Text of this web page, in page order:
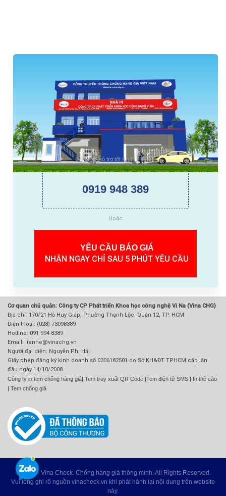
Để được hỗ trợ tốt nhất. Hãy gọi
0919 948 389
Hoặc
YÊU CẦU BÁO GIÁ
NHẬN NGAY CHỈ SAU 5 PHÚT YÊU CẦU
Cơ quan chủ quản: Công ty CP Phát triển Khoa học công nghệ Vi Na (Vina CHG)
Địa chỉ: 170/21 Hà Huy Giáp, Phường Thạnh Lộc, Quận 12, TP. HCM.
Điện thoại: (028) 73098389
Hotline: 091 994 8389
Email: lienhe@vinachg.vn
Người đại diện: Nguyễn Phi Hải
Giấy phép đăng ký kinh doanh số 0306182501 do Sở KH&ĐT TPHCM cấp lần
đầu ngày 14/10/2008.
Công ty in tem chống hàng giả Tem truy xuất QR Code Tem điện tử SMS In thẻ cào
Tem chống giả
© 2026 - Vina Check. Chống hàng giả thông minh. All Rights Reserved.
Vui lòng ghi rõ nguồn vinacheck.vn khi phát hành lại nội dung trên website
này.